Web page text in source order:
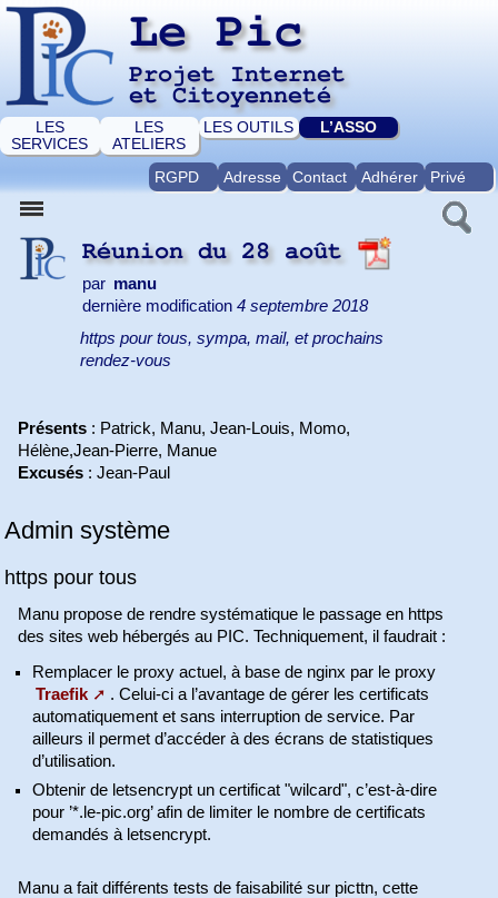
Le Pic
Projet Internet
et Citoyenneté
LES
SERVICES
LES
ATELIERS
LES OUTILS L’ASSO
RGPD Adresse Contact Adhérer Privé
Réunion du 28 août
par manu
dernière modification 4 septembre 2018
https pour tous, sympa, mail, et prochains
rendez-vous
Présents : Patrick, Manu, Jean-Louis, Momo,
Hélène,Jean-Pierre, Manue
Excusés : Jean-Paul
Admin système
https pour tous
Manu propose de rendre systématique le passage en https
des sites web hébergés au PIC. Techniquement, il faudrait :
Remplacer le proxy actuel, à base de nginx par le proxy
Traefik
. Celui-ci a l’avantage de gérer les certificats
automatiquement et sans interruption de service. Par
ailleurs il permet d’accéder à des écrans de statistiques
d’utilisation.
Obtenir de letsencrypt un certificat "wilcard", c’est-à-dire
pour ’*.le-pic.org’ afin de limiter le nombre de certificats
demandés à letsencrypt.
Manu a fait différents tests de faisabilité sur picttn, cette